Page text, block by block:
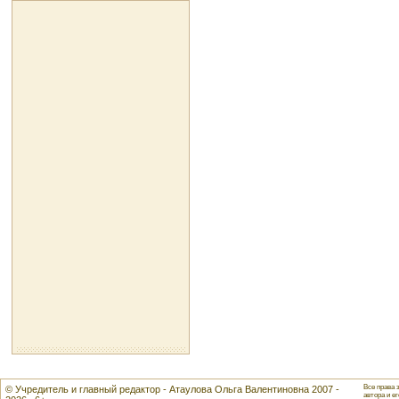
© Учредитель и главный редактор - Атаулова Ольга Валентиновна 2007 -
Все права
автора и